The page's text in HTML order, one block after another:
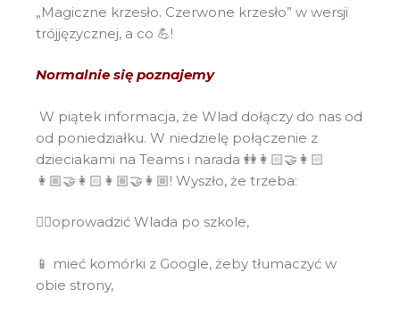
„Magiczne krzesło. Czerwone krzesło” w wersji
trójjęzycznej, a co 💪!
Normalnie się poznajemy
W piątek informacja, że Wlad dołączy do nas od
od poniedziałku. W niedzielę połączenie z
dzieciakami na Teams i narada 👭👩🏻‍🤝‍👩🏻
👩🏼‍🤝‍👩🏻👩🏼‍🤝‍👩🏼! Wyszło, że trzeba:
🚶‍♂️oprowadzić Wlada po szkole,
📱 mieć komórki z Google, żeby tłumaczyć w
obie strony,